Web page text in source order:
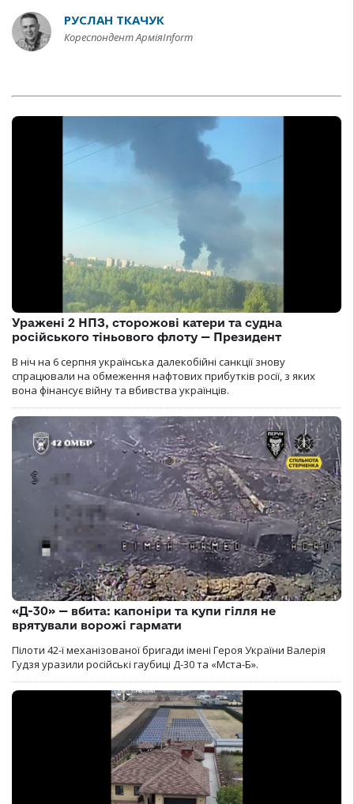
РУСЛАН ТКАЧУК
Кореспондент АрміяInform
Уражені 2 НПЗ, сторожові катери та судна
російського тіньового флоту — Президент
В ніч на 6 серпня українська далекобійні санкції знову
спрацювали на обмеження нафтових прибутків росії, з яких
вона фінансує війну та вбивства українців.
«Д-30» — вбита: капоніри та купи гілля не
врятували ворожі гармати
Пілоти 42-ї механізованої бригади імені Героя України Валерія
Гудзя уразили російські гаубиці Д-30 та «Мста-Б».